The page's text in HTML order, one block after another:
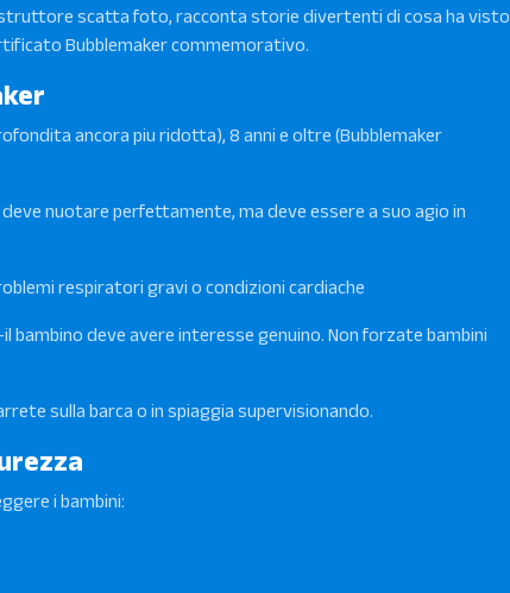
scatta foto, racconta storie divertenti di cosa ha visto
Bubblemaker commemorativo.
ancora piu ridotta), 8 anni e oltre (Bubblemaker
nuotare perfettamente, ma deve essere a suo agio in
respiratori gravi o condizioni cardiache
deve avere interesse genuino. Non forzate bambini
sulla barca o in spiaggia supervisionando.
i bambini: